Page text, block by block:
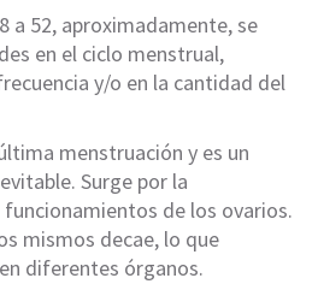
a 52, aproximadamente, se
en el ciclo menstrual,
y/o en la cantidad del
menstruación y es un
Surge por la
de los ovarios.
mismos decae, lo que
diferentes órganos.